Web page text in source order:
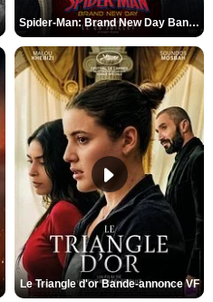
Spider-Man: Brand New Day Bande-annonce VO STFR
Le Triangle d'or Bande-annonce VF